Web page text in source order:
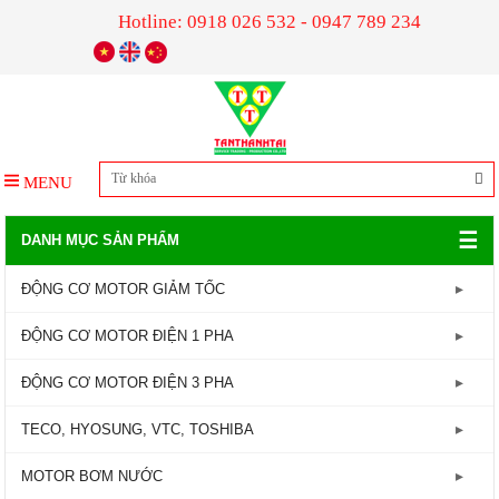
Hotline: 0918 026 532 - 0947 789 234
MENU
DANH MỤC SẢN PHẨM ☰
ĐỘNG CƠ MOTOR GIẢM TỐC
GIẢM TỐC TRỤC LIỀN
GIẢM TỐC ĐẦU TRÒN
GIẢM TỐC ĐẦU VUÔNG
GIẢM TỐC CỐT ÂM
ĐỘNG CƠ MOTOR ĐIỆN 1 PHA
Động Cơ Motor Điện 1 Pha - 1450RPM
Động Cơ Motor Điện 1 Pha - 2800RPM
ĐỘNG CƠ MOTOR ĐIỆN 3 PHA
Động Cơ Motor Điện 3 Pha - 960RPM
Động Cơ Motor Điện 3 Pha - 1450RPM
TECO, HYOSUNG, VTC, TOSHIBA
MOTOR TECO
MOTOR BƠM NƯỚC